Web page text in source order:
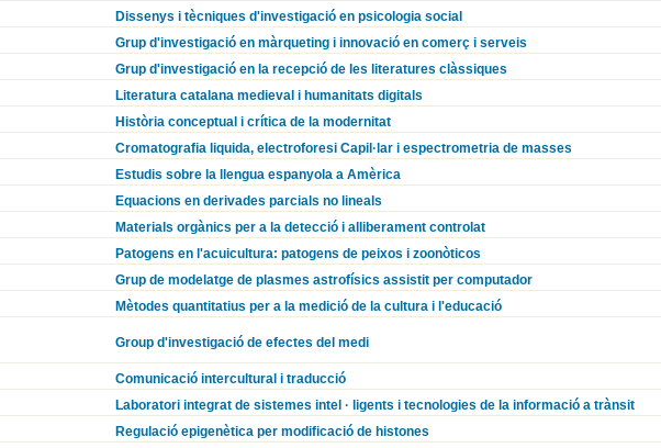
Dissenys i tècniques d'investigació en psicologia social
Grup d'investigació en màrqueting i innovació en comerç i serveis
Grup d'investigació en la recepció de les literatures clàssiques
Literatura catalana medieval i humanitats digitals
Història conceptual i crítica de la modernitat
Cromatografia liquida, electroforesi Capil·lar i espectrometria de masses
Estudis sobre la llengua espanyola a Amèrica
Equacions en derivades parcials no lineals
Materials orgànics per a la detecció i alliberament controlat
Patogens en l'acuicultura: patogens de peixos i zoonòticos
Grup de modelatge de plasmes astrofísics assistit per computador
Mètodes quantitatius per a la medició de la cultura i l'educació
Group d'investigació de efectes del medi
Comunicació intercultural i traducció
Laboratori integrat de sistemes intel · ligents i tecnologies de la informació a trànsit
Regulació epigenètica per modificació de histones